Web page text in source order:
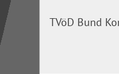
TVöD Bund